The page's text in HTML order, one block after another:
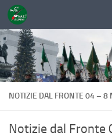
Sotto il contenuto
NOTIZIE DAL FRONTE 04 – 8
Notizie dal Fronte